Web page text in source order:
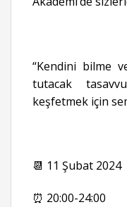
“Kendini bilme
tutacak
keşfetmek için
📆 11 Şubat 2024
⏰ 20:00-24:00